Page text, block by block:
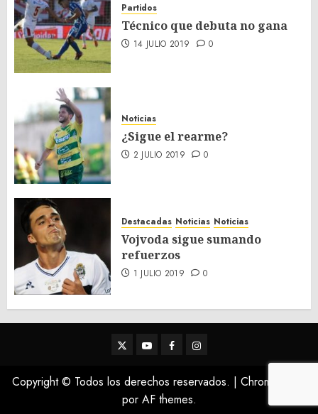
Partidos
Técnico que debuta no gana
14 JULIO 2019 0
Noticias
¿Sigue el rearme?
2 JULIO 2019 0
Destacadas Noticias Noticias
Vojvoda sigue sumando
refuerzos
1 JULIO 2019 0
TwitterYoutubeFacebookInstagram
Copyright © Todos los derechos reservados. | ChromeNews
por AF themes.